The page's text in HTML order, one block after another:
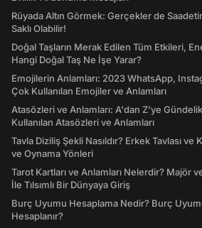
Rüyada Altın Görmek: Gerçekler de
Saklı Olabilir!
Doğal Taşların Merak Edilen Tüm Etkileri,
Hangi Doğal Taş Ne İşe Yarar?
Emojilerin Anlamları: 2023 WhatsApp,
Çok Kullanılan Emojiler ve Anlamları
Atasözleri ve Anlamları: A'dan Z'ye Gündelik
Kullanılan Atasözleri ve Anlamları
Tavla Diziliş Şekli Nasıldır? Erkek Tavlası ve
ve Oynama Yönleri
Tarot Kartları ve Anlamları Nelerdir? Majör
İle Tılsımlı Bir Dünyaya Giriş
Burç Uyumu Hesaplama Nedir? Burç
Hesaplanır?